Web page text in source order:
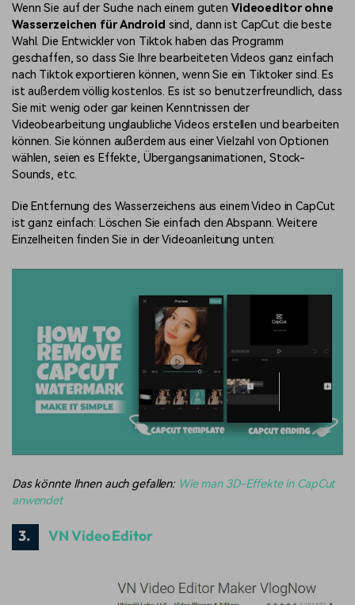
Wenn Sie auf der Suche nach einem guten Videoeditor ohne
Wasserzeichen für Android sind, dann ist CapCut die beste
Wahl. Die Entwickler von Tiktok haben das Programm
geschaffen, so dass Sie Ihre bearbeiteten Videos ganz einfach
nach Tiktok exportieren können, wenn Sie ein Tiktoker sind. Es
ist außerdem völlig kostenlos. Es ist so benutzerfreundlich, dass
Sie mit wenig oder gar keinen Kenntnissen der
Videobearbeitung unglaubliche Videos erstellen und bearbeiten
können. Sie können außerdem aus einer Vielzahl von Optionen
wählen, seien es Effekte, Übergangsanimationen, Stock-
Sounds, etc.
Die Entfernung des Wasserzeichens aus einem Video in CapCut
ist ganz einfach: Löschen Sie einfach den Abspann. Weitere
Einzelheiten finden Sie in der Videoanleitung unten:
Das könnte Ihnen auch gefallen: Wie man 3D-Effekte in CapCut
anwendet
3. VN Video Editor